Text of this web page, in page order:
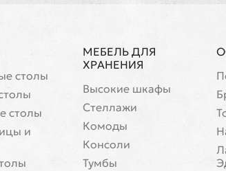
столы
столы
и
МЕБЕЛЬ ДЛЯ
ХРАНЕНИЯ
Высокие шкафы
Стеллажи
Комоды
Консоли
Тумбы